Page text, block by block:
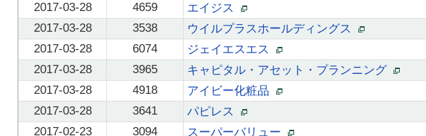
2017-03-28
4659 エイジス
2017-03-28
3538 ウイルプラスホールディングス
2017-03-28
6074 ジェイエスエス
2017-03-28
3965 キャピタル・アセット・プランニング
2017-03-28
4918 アイビー化粧品
2017-03-28
3641 パピレス
2017-02-23
3094 スーパーバリュー